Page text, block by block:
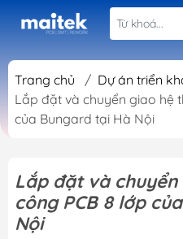
Trang chủ / Dự án triển
Lắp đặt và chuyển giao hệ
của Bungard tại Hà Nội
Lắp đặt và
công PCB 8 lớp
Nội